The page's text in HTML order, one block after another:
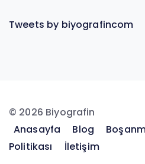
Tweets by biyografincom
© 2026 Biyografin
Anasayfa
Blog
Politikası
İletişim